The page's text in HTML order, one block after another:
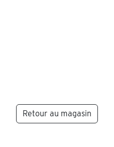
Retour au magasin